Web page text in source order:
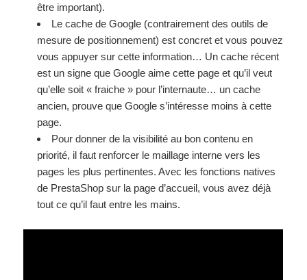
être important).
Le cache de Google (contrairement des outils de
mesure de positionnement) est concret et vous pouvez
vous appuyer sur cette information… Un cache récent
est un signe que Google aime cette page et qu’il veut
qu’elle soit « fraiche » pour l’internaute… un cache
ancien, prouve que Google s’intéresse moins à cette
page.
Pour donner de la visibilité au bon contenu en
priorité, il faut renforcer le maillage interne vers les
pages les plus pertinentes. Avec les fonctions natives
de PrestaShop sur la page d’accueil, vous avez déjà
tout ce qu’il faut entre les mains.